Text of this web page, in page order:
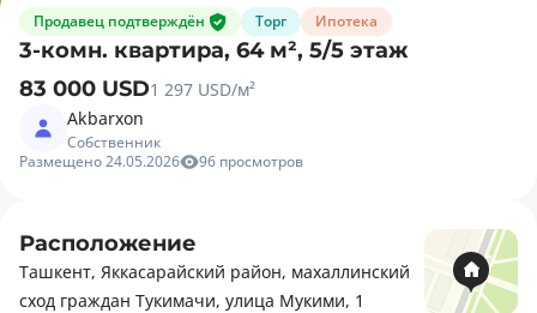
Продавец подтверждён Торг Ипотека
3-комн. квартира, 64 м², 5/5 этаж
83 000 USD1 297 USD/м²
Akbarxon
Собственник
Размещено 24.05.2026
96 просмотров
Расположение
Ташкент, Яккасарайский район, махаллинский
сход граждан Тукимачи, улица Мукими, 1